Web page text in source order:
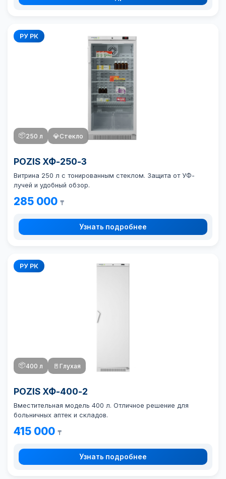
РУ РК
📦250 л 💎Стекло
POZIS ХФ-250-3
Витрина 250 л с тонированным стеклом. Защита от УФ-
лучей и удобный обзор.
285 000 ₸
Узнать подробнее
РУ РК
📦400 л 🚪 Глухая
POZIS ХФ-400-2
Вместительная модель 400 л. Отличное решение для
больничных аптек и складов.
415 000 ₸
Узнать подробнее